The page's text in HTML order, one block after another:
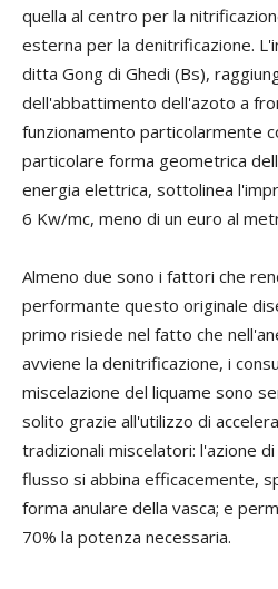
quella al centro per la
esterna per la denitrificazione.
ditta Gong di Ghedi (Bs),
dell'abbattimento dell'azoto a
funzionamento particolarmente
particolare forma geometrica
energia elettrica, sottolinea
6 Kw/mc, meno di un euro al
Almeno due sono i fattori che
performante questo originale
primo risiede nel fatto che
avviene la denitrificazione, i
miscelazione del liquame sono
solito grazie all'utilizzo di
tradizionali miscelatori: l'azione
flusso si abbina efficacemente,
forma anulare della vasca; e
70% la potenza necessaria.